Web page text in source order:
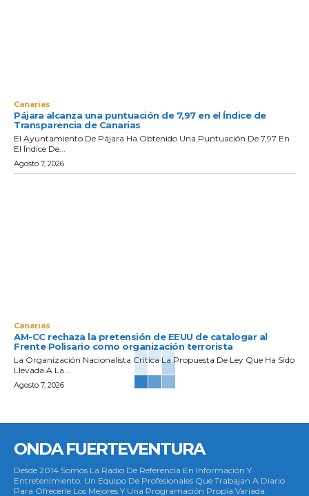
Canarias
Pájara alcanza una puntuación de 7,97 en el Índice de
Transparencia de Canarias
El Ayuntamiento De Pájara Ha Obtenido Una Puntuación De 7,97 En
El Índice De...
Agosto 7, 2026
Canarias
AM-CC rechaza la pretensión de EEUU de catalogar al
Frente Polisario como organización terrorista
La Organización Nacionalista Critica La Propuesta De Ley Que Ha Sido
Llevada A La...
Agosto 7, 2026
ONDA FUERTEVENTURA
Desde 2014 Somos La Radio De Referencia En Información Y
Entretenimiento. Un Equipo De Profesionales Que Trabajan A Diario
Para Ofrecerle Los Mejores Y Una Programación Propia Variada.